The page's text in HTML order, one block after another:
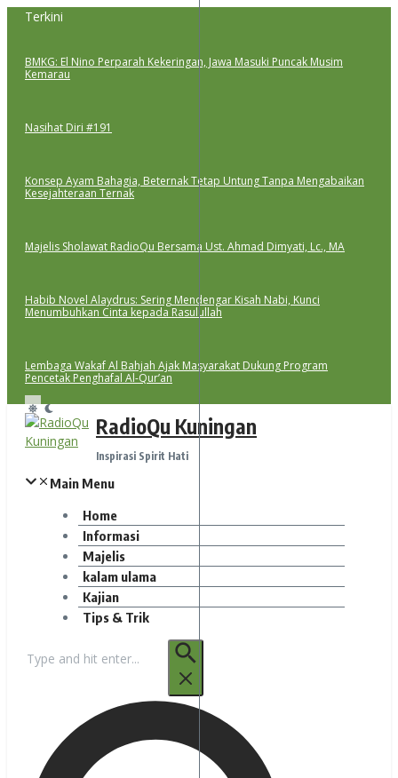
Lewati
Terkini
BMKG: El Nino Perparah Kekeringan, Jawa Masuki Puncak Musim
Kemarau
Nasihat Diri #191
Konsep Ayam Bahagia, Beternak Tetap Untung Tanpa Mengabaikan
Kesejahteraan Ternak
Majelis Sholawat RadioQu Bersama Ust. Ahmad Dimyati, Lc., MA
Habib Novel Alaydrus: Sering Mendengar Kisah Nabi, Kunci
Menumbuhkan Cinta kepada Rasulullah
Lembaga Wakaf Al Bahjah Ajak Masyarakat Dukung Program
Pencetak Penghafal Al-Qur’an
RadioQu Kuningan
Inspirasi Spirit Hati
Main Menu
Home
Informasi
Majelis
kalam ulama
Kajian
Tips & Trik
untuk: